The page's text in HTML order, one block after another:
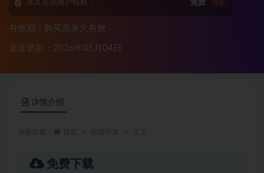
永久会员用户特权： 免费 推荐
有效期：购买后永久有效
最近更新：2026年05月04日
详情介绍
免费下载